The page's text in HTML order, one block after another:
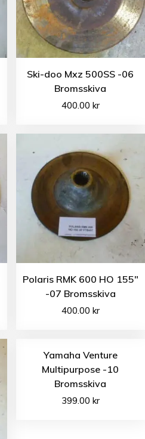
Ski-doo Mxz 500SS -06
Bromsskiva
400.00 kr
Polaris RMK 600 HO 155″
-07 Bromsskiva
400.00 kr
Yamaha Venture
Multipurpose -10
Bromsskiva
399.00 kr